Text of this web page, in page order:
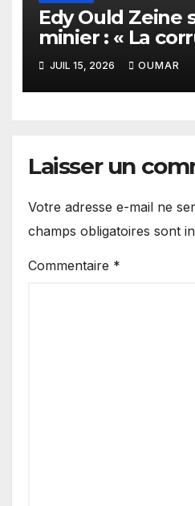
Edy Ould Zeine
minier : « La
n’existe pas en
JUIL 15, 2026 OUMAR
Laisser un
Votre adresse e-mail ne
champs obligatoires sont
Commentaire *